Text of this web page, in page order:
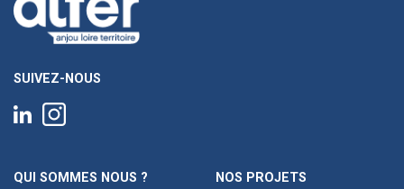
SUIVEZ-NOUS
QUI SOMMES NOUS ? NOS PROJETS